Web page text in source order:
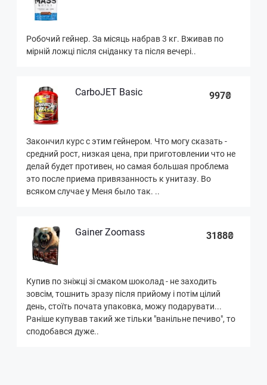
Робочий гейнер. За місяць набрав 3 кг. Вживав по
мірній ложці після сніданку та після вечері..
CarboJET Basic 997₴
Закончил курс с этим гейнером. Что могу сказать -
средний рост, низкая цена, при приготовлении что не
делай будет противен, но самая большая проблема
это после приема привязанность к унитазу. Во
всяком случае у Меня было так. ..
Gainer Zoomass 3188₴
Купив по зніжці зі смаком шоколад - не заходить
зовсім, тошнить зразу після прийому і потім цілий
день, стоїть почата упаковка, можу подарувати...
Раніше купував такий же тільки "ванільне печиво", то
сподобався дуже..